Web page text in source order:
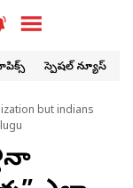
స్పెషల్ న్యూస్
but indians